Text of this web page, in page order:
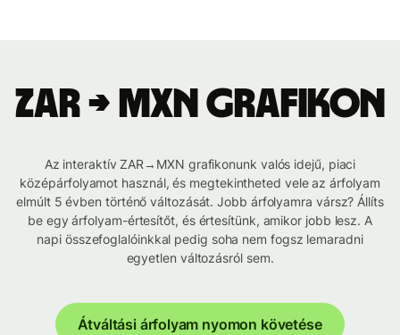
ZAR → MXN grafikon
Az interaktív ZAR→MXN grafikonunk valós idejű, piaci
középárfolyamot használ, és megtekintheted vele az árfolyam
elmúlt 5 évben történő változását. Jobb árfolyamra vársz? Állíts
be egy árfolyam-értesítőt, és értesítünk, amikor jobb lesz. A
napi összefoglalóinkkal pedig soha nem fogsz lemaradni
egyetlen változásról sem.
Átváltási árfolyam nyomon követése